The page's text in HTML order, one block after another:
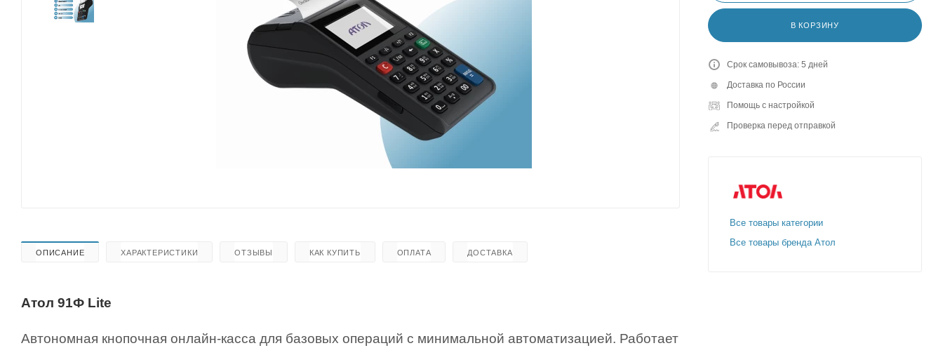
ОПИСАНИЕ ХАРАКТЕРИСТИКИ ОТЗЫВЫ КАК КУПИТЬ ОПЛАТА ДОСТАВКА
Атол 91Ф Lite
Автономная кнопочная онлайн-касса для базовых операций с минимальной автоматизацией. Работает
В КОРЗИНУ
Срок самовывоза: 5 дней
Доставка по России
Помощь с настройкой
Проверка перед отправкой
Все товары категории
Все товары бренда Атол